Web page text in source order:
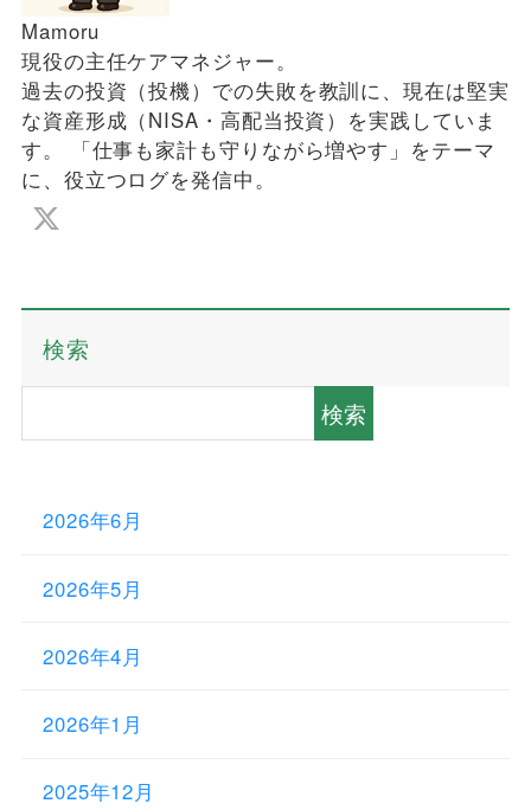
Mamoru
現役の主任ケアマネジャー。
過去の投資（投機）での失敗を教訓に、現在は堅実
な資産形成（NISA・高配当投資）を実践していま
す。 「仕事も家計も守りながら増やす」をテーマ
に、役立つログを発信中。
検索
検索
2026年6月
2026年5月
2026年4月
2026年1月
2025年12月